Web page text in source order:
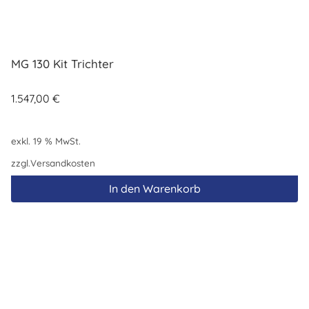
MG 130 Kit Trichter
1.547,00 €
exkl. 19 % MwSt.
zzgl.Versandkosten
In den Warenkorb